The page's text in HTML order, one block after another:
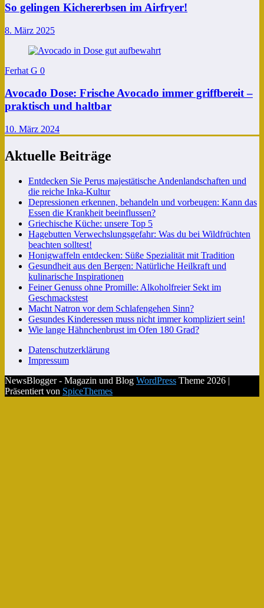
So gelingen Kichererbsen im Airfryer!
8. März 2025
Ferhat G 0
Avocado Dose: Frische Avocado immer griffbereit –
praktisch und haltbar
10. März 2024
Aktuelle Beiträge
Entdecken Sie Perus majestätische Andenlandschaften und
die reiche Inka-Kultur
Depressionen erkennen, behandeln und vorbeugen: Kann das
Essen die Krankheit beeinflussen?
Griechische Küche: unsere Top 5
Hagebutten Verwechslungsgefahr: Was du bei Wildfrüchten
beachten solltest!
Honigwaffeln entdecken: Süße Spezialität mit Tradition
Gesundheit aus den Bergen: Natürliche Heilkraft und
kulinarische Inspirationen
Feiner Genuss ohne Promille: Alkoholfreier Sekt im
Geschmackstest
Macht Natron vor dem Schlafengehen Sinn?
Gesundes Kinderessen muss nicht immer kompliziert sein!
Wie lange Hähnchenbrust im Ofen 180 Grad?
Datenschutzerklärung
Impressum
NewsBlogger - Magazin und Blog WordPress Theme 2026 |
Präsentiert von SpiceThemes